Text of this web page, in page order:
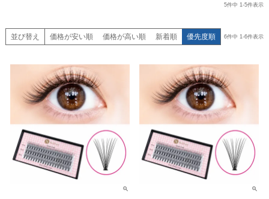
5件中 1-5件表示
並び替え 価格が安い順 価格が高い順 新着順 優先度順 6件中 1-6件表示